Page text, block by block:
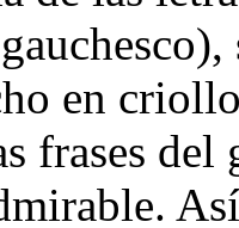
en
frases